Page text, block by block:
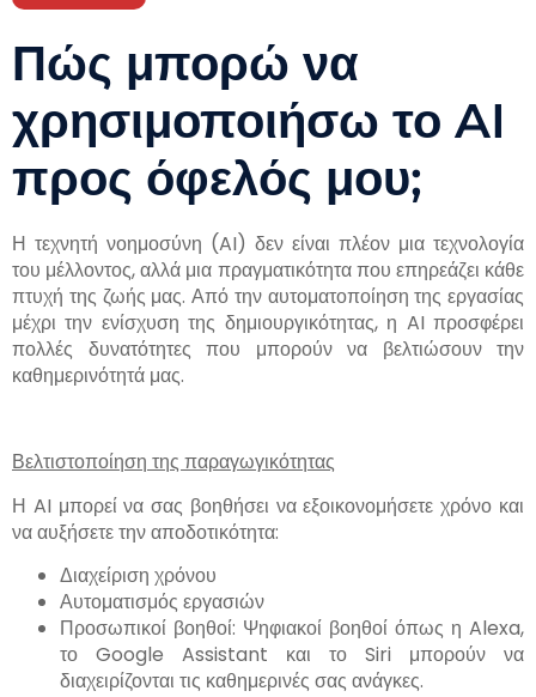
Πώς μπορώ να
χρησιμοποιήσω το AI
προς όφελός μου;
Η τεχνητή νοημοσύνη (AI) δεν είναι πλέον μια τεχνολογία
του μέλλοντος, αλλά μια πραγματικότητα που επηρεάζει κάθε
πτυχή της ζωής μας. Από την αυτοματοποίηση της εργασίας
μέχρι την ενίσχυση της δημιουργικότητας, η AI προσφέρει
πολλές δυνατότητες που μπορούν να βελτιώσουν την
καθημερινότητά μας.
Βελτιστοποίηση της παραγωγικότητας
Η AI μπορεί να σας βοηθήσει να εξοικονομήσετε χρόνο και
να αυξήσετε την αποδοτικότητα:
Διαχείριση χρόνου
Αυτοματισμός εργασιών
Προσωπικοί βοηθοί: Ψηφιακοί βοηθοί όπως η Alexa,
το Google Assistant και το Siri μπορούν να
διαχειρίζονται τις καθημερινές σας ανάγκες.